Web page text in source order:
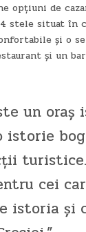
opțiuni de
stele situat în
și o
și un
un oraș
istorie
cei
istoria și